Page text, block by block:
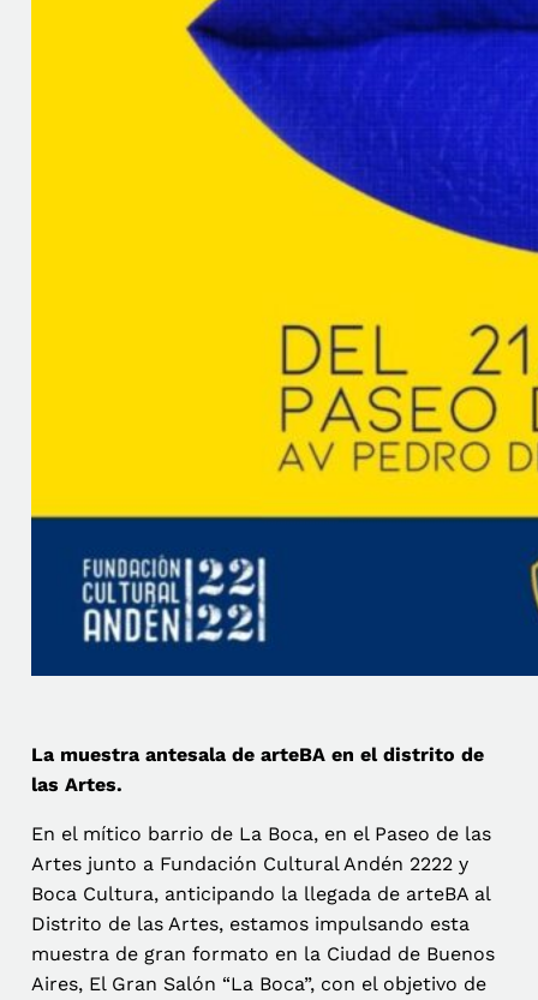
La muestra antesala de arteBA en el distrito de
las Artes.
En el mítico barrio de La Boca, en el Paseo de las
Artes junto a Fundación Cultural Andén 2222 y
Boca Cultura, anticipando la llegada de arteBA al
Distrito de las Artes, estamos impulsando esta
muestra de gran formato en la Ciudad de Buenos
Aires, El Gran Salón “La Boca”, con el objetivo de